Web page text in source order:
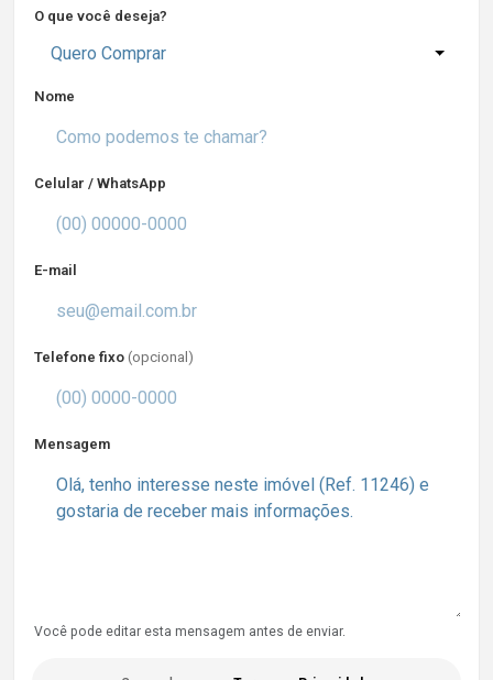
O que você deseja?
Quero Comprar
Nome
Celular / WhatsApp
E-mail
Telefone fixo (opcional)
Mensagem
Você pode editar esta mensagem antes de enviar.